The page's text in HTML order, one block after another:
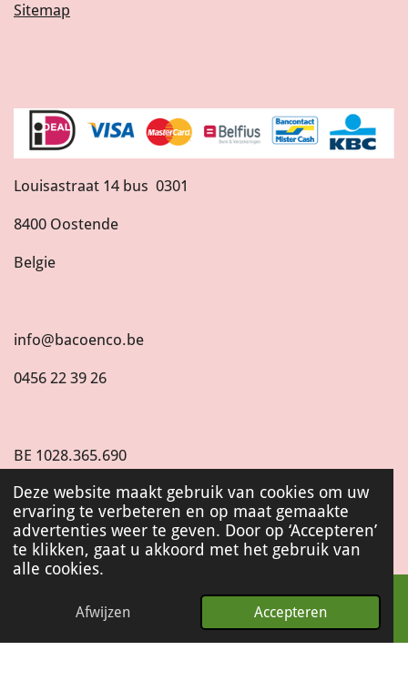
Deze website maakt gebruik van cookies om uw
ervaring te verbeteren en op maat gemaakte
advertenties weer te geven. Door op ‘Accepteren’
te klikken, gaat u akkoord met het gebruik van
alle cookies.
Afwijzen Accepteren
Sitemap
Louisastraat 14 bus 0301
8400 Oostende
Belgie
info@bacoenco.be
0456 22 39 26
BE 1028.365.690
I
n
s
t
a